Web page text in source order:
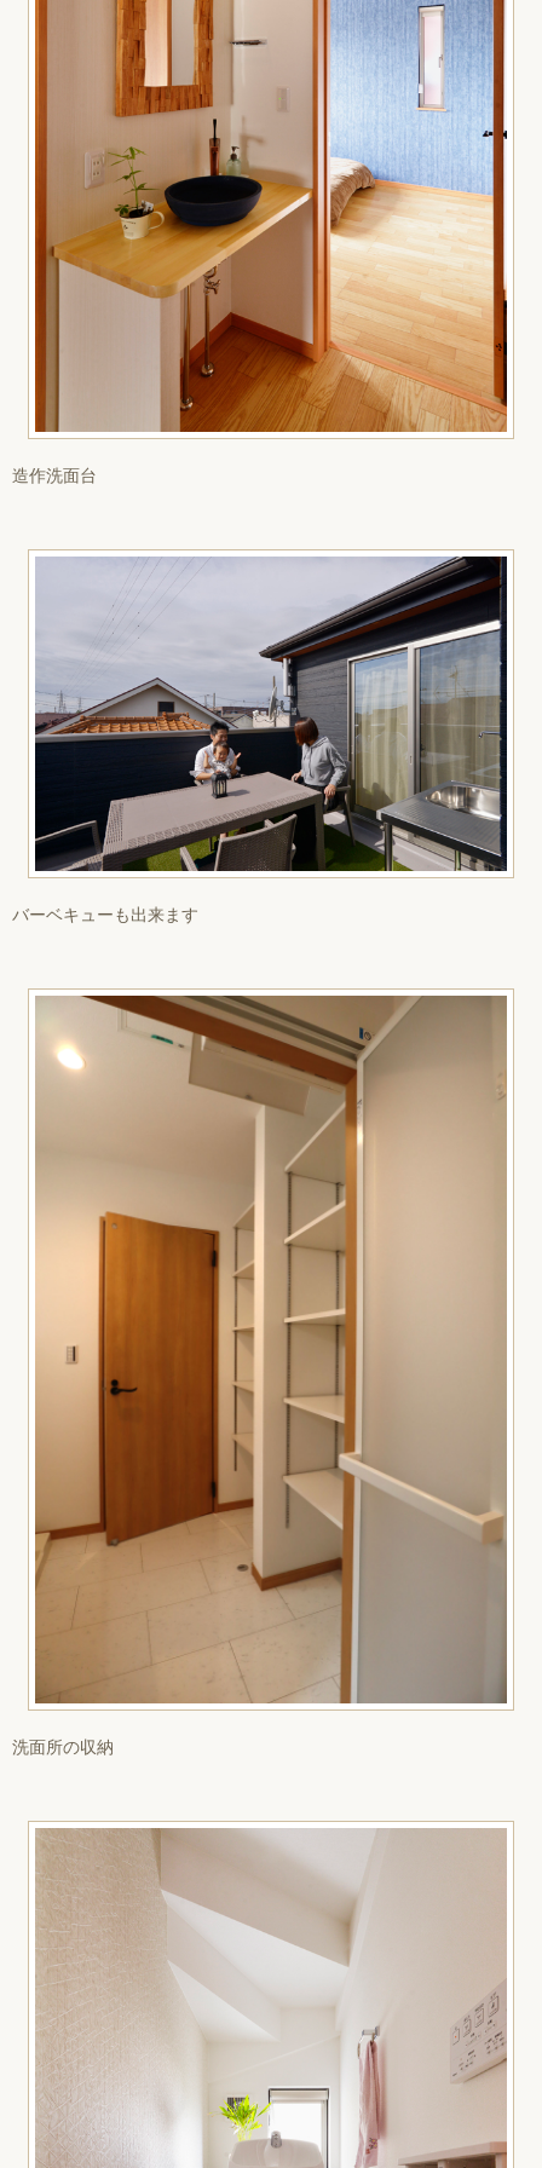
造作洗面台
バーベキューも出来ます
洗面所の収納